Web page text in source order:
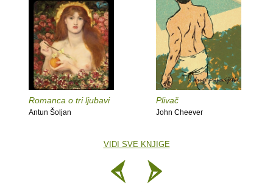
Romanca o tri ljubavi
Antun Šoljan
Plivač
John Cheever
VIDI SVE KNJIGE